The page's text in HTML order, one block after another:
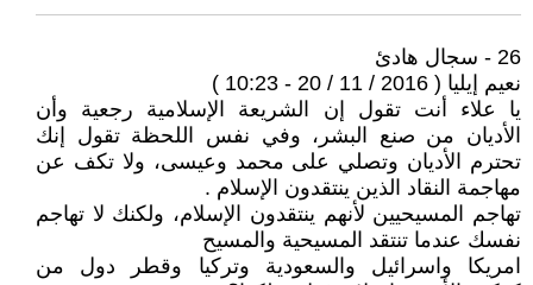
26 - سجال هادئ
نعيم إيليا ( 2016 / 11 / 20 - 10:23 )
يا علاء أنت تقول إن الشريعة الإسلامية رجعية وأن
الأديان من صنع البشر، وفي نفس اللحظة تقول إنك
تحترم الأديان وتصلي على محمد وعيسى، ولا تكف عن
مهاجمة النقاد الذين ينتقدون الإسلام .
تهاجم المسيحيين لأنهم ينتقدون الإسلام، ولكنك لا تهاجم
نفسك عندما تنتقد المسيحية والمسيح
امريكا واسرائيل والسعودية وتركيا وقطر دول من